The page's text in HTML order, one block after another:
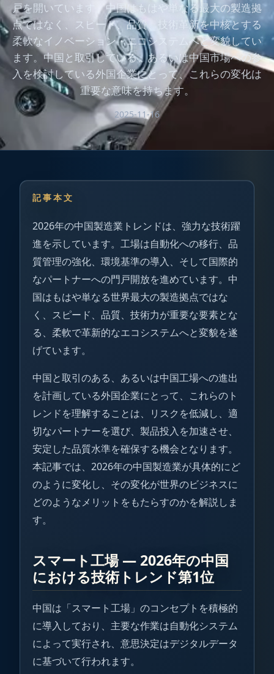
戸を開いています。中国はもはや単なる最大の製造拠
点ではなく、スピード、品質、技術革新を中核とする
柔軟なイノベーション・エコシステムへと変貌してい
ます。中国と取引している、あるいは中国市場への参
入を検討している外国企業にとって、これらの変化は
重要な意味を持ちます。
2025-11-16
記事本文
2026年の中国製造業トレンドは、強力な技術躍
進を示しています。工場は自動化への移行、品
質管理の強化、環境基準の導入、そして国際的
なパートナーへの門戸開放を進めています。中
国はもはや単なる世界最大の製造拠点ではな
く、スピード、品質、技術力が重要な要素とな
る、柔軟で革新的なエコシステムへと変貌を遂
げています。
中国と取引のある、あるいは中国工場への進出
を計画している外国企業にとって、これらのト
レンドを理解することは、リスクを低減し、適
切なパートナーを選び、製品投入を加速させ、
安定した品質水準を確保する機会となります。
本記事では、2026年の中国製造業が具体的にど
のように変化し、その変化が世界のビジネスに
どのようなメリットをもたらすのかを解説しま
す。
スマート工場 ― 2026年の中国
における技術トレンド第1位
中国は「スマート工場」のコンセプトを積極的
に導入しており、主要な作業は自動化システム
によって実行され、意思決定はデジタルデータ
に基づいて行われます。